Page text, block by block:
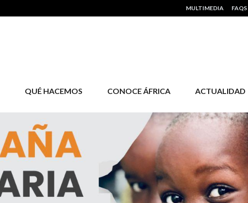
HEADER MENU
MULTIMEDIA FAQS
QUÉ HACEMOS CONOCE ÁFRICA ACTUALIDAD